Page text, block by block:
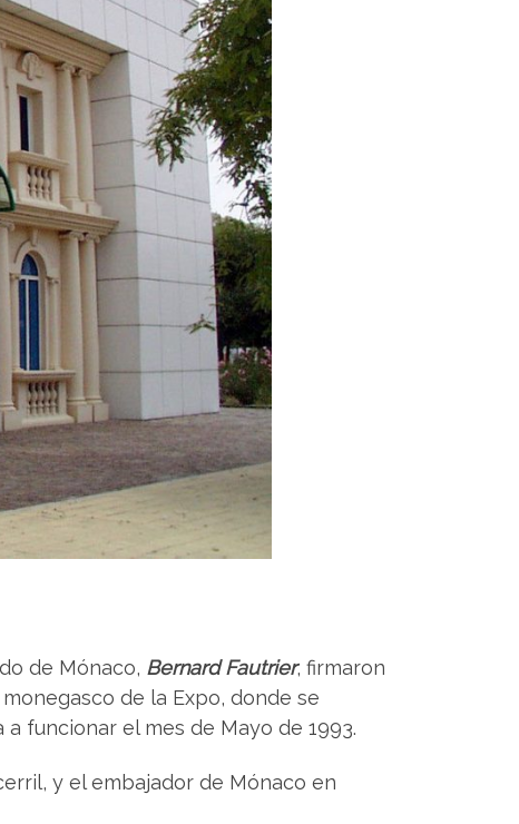
de Mónaco, Bernard Fautrier, firmaron
de la Expo, donde se
a funcionar el mes de Mayo de 1993.
y el embajador de Mónaco en